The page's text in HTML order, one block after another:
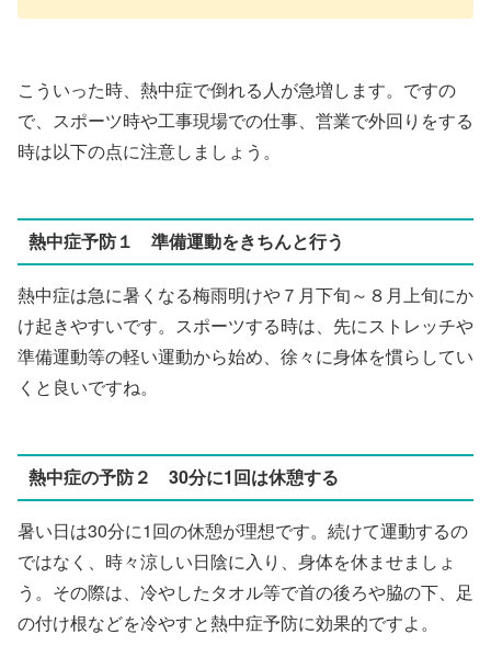
こういった時、熱中症で倒れる人が急増します。ですの
で、スポーツ時や工事現場での仕事、営業で外回りをする
時は以下の点に注意しましょう。
熱中症予防１ 準備運動をきちんと行う
熱中症は急に暑くなる梅雨明けや７月下旬～８月上旬にか
け起きやすいです。スポーツする時は、先にストレッチや
準備運動等の軽い運動から始め、徐々に身体を慣らしてい
くと良いですね。
熱中症の予防２ 30分に1回は休憩する
暑い日は30分に1回の休憩が理想です。続けて運動するの
ではなく、時々涼しい日陰に入り、身体を休ませましょ
う。その際は、冷やしたタオル等で首の後ろや脇の下、足
の付け根などを冷やすと熱中症予防に効果的ですよ。